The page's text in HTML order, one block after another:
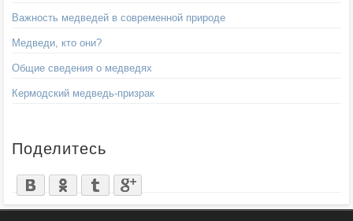
Важность медведей в современной природе
Медведи, кто они?
Общие сведения о медведях
Кермодский медведь-призрак
Поделитесь